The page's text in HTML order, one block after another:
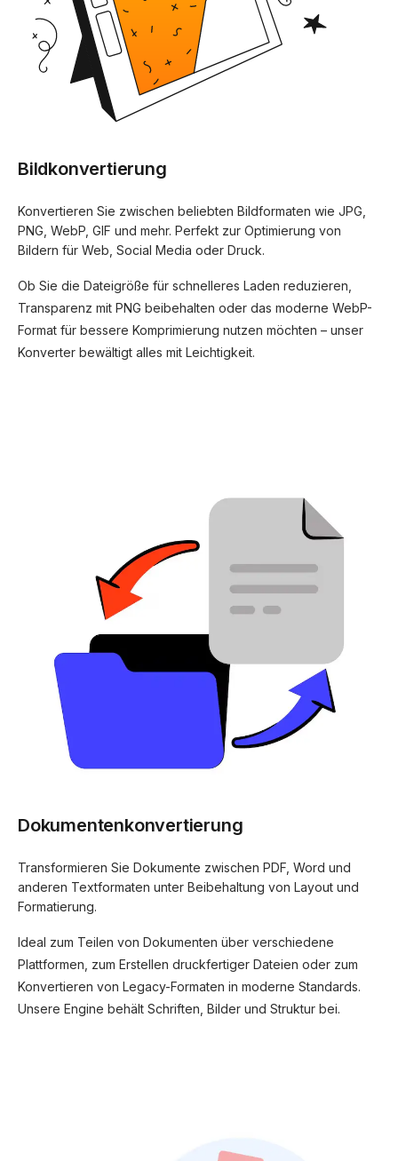
Bildkonvertierung
Konvertieren Sie zwischen beliebten Bildformaten wie JPG,
PNG, WebP, GIF und mehr. Perfekt zur Optimierung von
Bildern für Web, Social Media oder Druck.
Ob Sie die Dateigröße für schnelleres Laden reduzieren,
Transparenz mit PNG beibehalten oder das moderne WebP-
Format für bessere Komprimierung nutzen möchten – unser
Konverter bewältigt alles mit Leichtigkeit.
Dokumentenkonvertierung
Transformieren Sie Dokumente zwischen PDF, Word und
anderen Textformaten unter Beibehaltung von Layout und
Formatierung.
Ideal zum Teilen von Dokumenten über verschiedene
Plattformen, zum Erstellen druckfertiger Dateien oder zum
Konvertieren von Legacy-Formaten in moderne Standards.
Unsere Engine behält Schriften, Bilder und Struktur bei.